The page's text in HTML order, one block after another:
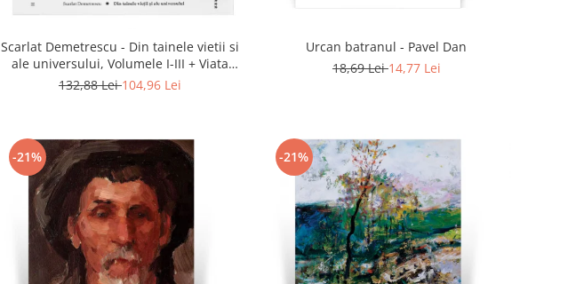
Scarlat Demetrescu - Din tainele vietii si
ale universului, Volumele I-III + Viata
dincolo de mormant
132,88 Lei104,96 Lei
Urcan batranul - Pavel Dan
18,69 Lei14,77 Lei
-21% -21%